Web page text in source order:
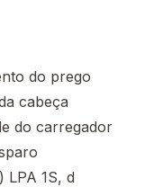
do prego
cabeça
do carregador
LPA 1S, d